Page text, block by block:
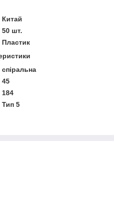
Китай
50 шт.
Пластик
спіральна
45
184
Тип 5